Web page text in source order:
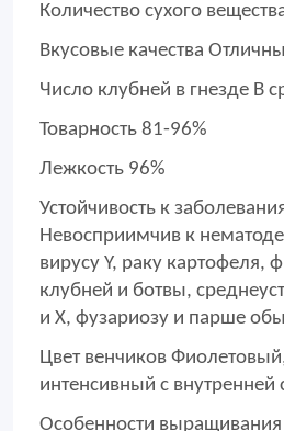
Количество сухого
Вкусовые качества
Число клубней в гнезде В
Товарность 81-96%
Лежкость 96%
Устойчивость к
Невосприимчив к
вирусу Y, раку картофеля,
клубней и ботвы,
и Х, фузариозу и парше
Цвет венчиков
интенсивный с внутренней
Особенности выращивания